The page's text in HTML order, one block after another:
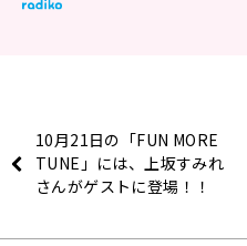
10月21日の「FUN MORE
TUNE」には、上坂すみれ
さんがゲストに登場！！